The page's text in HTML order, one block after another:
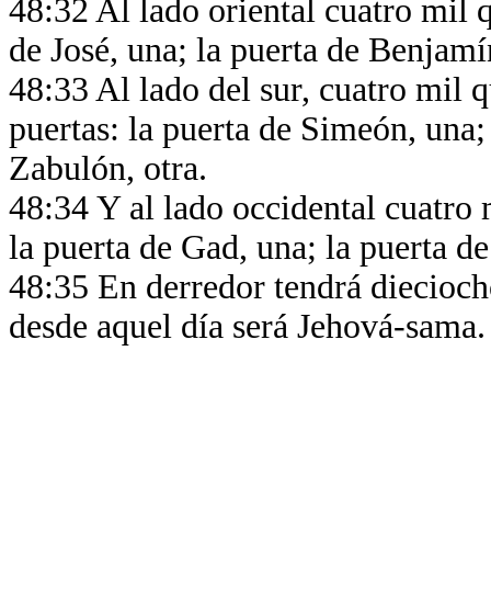
48:32 Al lado oriental cuatro mil
de José, una; la puerta de
48:33 Al lado del sur, cuatro mil
puertas: la puerta de Simeón,
Zabulón, otra.
48:34 Y al lado occidental cuatro
la puerta de Gad, una; la puerta
48:35 En derredor tendrá
desde aquel día será Jehová-sama.